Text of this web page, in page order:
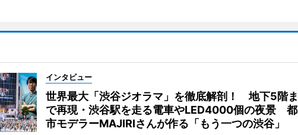
インタビュー
世界最大「渋谷ジオラマ」を徹底解剖！ 地下5階ま
で再現・渋谷駅を走る電車やLED4000個の夜景 都
市モデラーMAJIRIさんが作る「もう一つの渋谷」